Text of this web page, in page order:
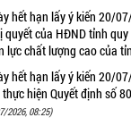
hết hạn lấy ý kiến 20/
quyết của HĐND tỉnh
lực chất lượng cao của
hết hạn lấy ý kiến 20/
hiện Quyết định số
2026, 08:25)